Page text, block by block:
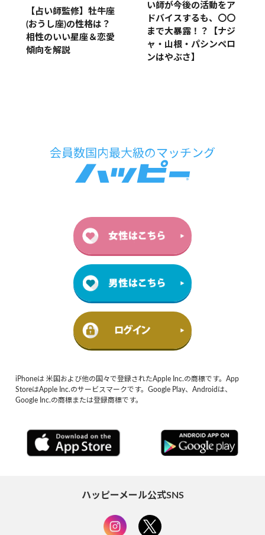
【占い師監修】牡牛座
(おうし座)の性格は？
相性のいい星座＆恋愛
傾向を解説
い師が今後の活動をア
ドバイスするも、〇〇
まで大暴露！？【ナジ
ャ・山根・パシンペロ
ンはやぶさ】
iPhoneは 米国および他の国々で登録されたApple Inc.の商標です。App
StoreはApple Inc.のサービスマークです。Google Play、Androidは、
Google Inc.の商標または登録商標です。
ハッピーメール公式SNS